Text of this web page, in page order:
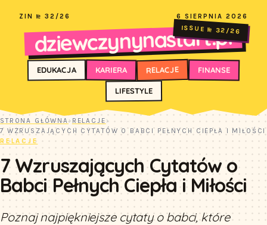
ZIN № 32/26 6 SIERPNIA 2026
dziewczynynastart.pl
ISSUE № 32/26
EDUKACJA KARIERA RELACJE FINANSE
LIFESTYLE
STRONA GŁÓWNA› RELACJE ›
7 WZRUSZAJĄCYCH CYTATÓW O BABCI PEŁNYCH CIEPŁA I MIŁOŚCI
RELACJE
7 Wzruszających Cytatów o
Babci Pełnych Ciepła i Miłości
Poznaj najpiękniejsze cytaty o babci, które